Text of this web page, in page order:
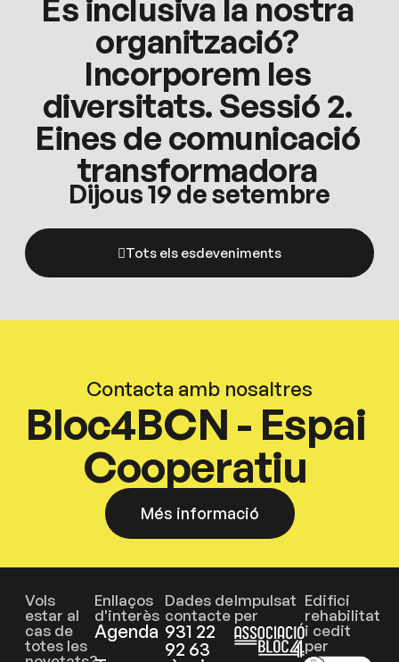
És inclusiva la nostra
organització?
Incorporem les
diversitats. Sessió 2.
Eines de comunicació
transformadora
Dijous 19 de setembre
Tots els esdeveniments
Contacta amb nosaltres
Bloc4BCN - Espai
Cooperatiu
Més informació
Vols
estar al
cas de
totes les
Enllaços
d'interès
Agenda
Dades de
contacte
931 22
92 63
Impulsat
per
Edifici
rehabilitat
i cedit
per